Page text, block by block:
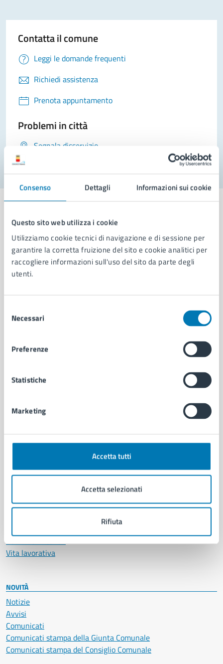
Consenso Dettagli Informazioni sui cookie
Questo sito web utilizza i cookie
Utilizziamo cookie tecnici di navigazione e di sessione per
garantire la corretta fruizione del sito e cookie analitici per
raccogliere informazioni sull'uso del sito da parte degli
utenti.
delNecessari
Preferenze
Statistiche
Marketing
Accetta tutti
Accetta selezionati
Rifiuta
Contatta il comune
Leggi le domande frequenti
Richiedi assistenza
Prenota appuntamento
Problemi in città
Segnala disservizio
Comune di Napoli
AMMINISTRAZIONE
Municipalità
Uffici
Politici
Intranet, posta aziendale e protocollo
CATEGORIE DI SERVIZIO
Anagrafe e stato civile
Cultura e tempo libero
Educazione e formazione
Giustizia e sicurezza pubblica
Servizi Cimiteriali
Vita lavorativa
NOVITÀ
Notizie
Avvisi
Comunicati
Comunicati stampa della Giunta Comunale
Comunicati stampa del Consiglio Comunale